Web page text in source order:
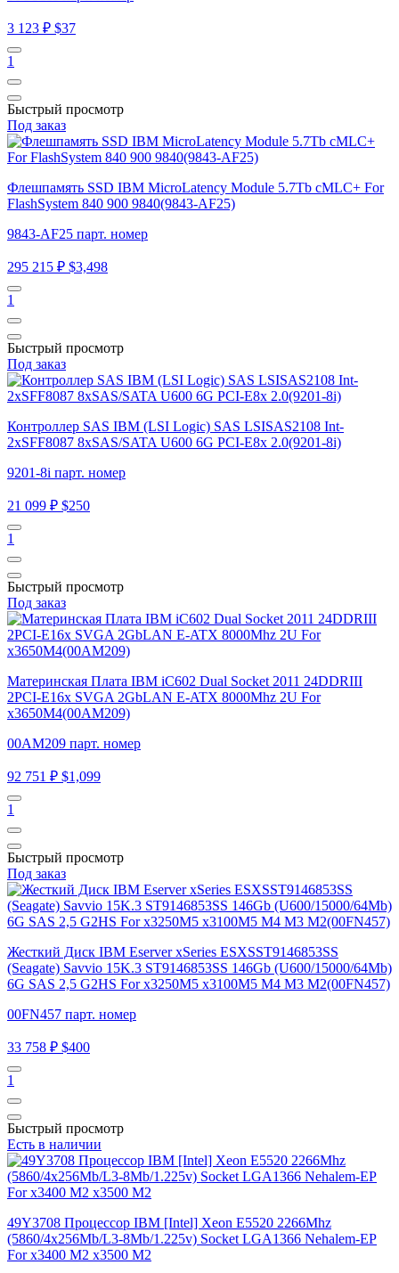
3 123 ₽ $37
1
Быстрый просмотр
Под заказ
Флешпамять SSD IBM MicroLatency Module 5.7Tb cMLC+ For
FlashSystem 840 900 9840(9843-AF25)
9843-AF25 парт. номер
295 215 ₽ $3,498
1
Быстрый просмотр
Под заказ
Контроллер SAS IBM (LSI Logic) SAS LSISAS2108 Int-
2xSFF8087 8xSAS/SATA U600 6G PCI-E8x 2.0(9201-8i)
9201-8i парт. номер
21 099 ₽ $250
1
Быстрый просмотр
Под заказ
Материнская Плата IBM iC602 Dual Socket 2011 24DDRIII
2PCI-E16x SVGA 2GbLAN E-ATX 8000Mhz 2U For
x3650M4(00AM209)
00AM209 парт. номер
92 751 ₽ $1,099
1
Быстрый просмотр
Под заказ
Жесткий Диск IBM Eserver xSeries ESXSST9146853SS
(Seagate) Savvio 15K.3 ST9146853SS 146Gb (U600/15000/64Mb)
6G SAS 2,5 G2HS For x3250M5 x3100M5 M4 M3 M2(00FN457)
00FN457 парт. номер
33 758 ₽ $400
1
Быстрый просмотр
Есть в наличии
49Y3708 Процессор IBM [Intel] Xeon E5520 2266Mhz
(5860/4x256Mb/L3-8Mb/1.225v) Socket LGA1366 Nehalem-EP
For x3400 M2 x3500 M2